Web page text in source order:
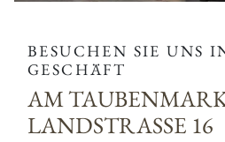
BESUCHEN SIE UNS
GESCHÄFT
AM
LANDSTRASSE 16